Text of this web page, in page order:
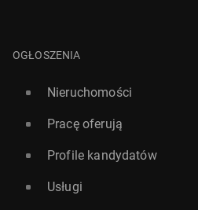
OGŁOSZENIA
Nieruchomości
Pracę oferują
Profile kandydatów
Usługi